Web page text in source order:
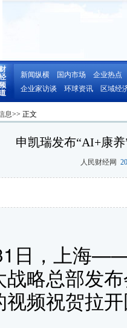
财
新闻纵横 国内市场
企业热点
企业家访谈
环球资讯 区域经
息>> 正文
申凯瑞发布“AI+康
人民财经网
日，上海
略总部发
频祝贺拉